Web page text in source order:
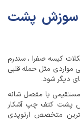
سوزش پشت
کیسه صفرا ، سندرم
مواردی مثل حمله قلبی
دیگر شود.
مستقیمی با مفصل شانه
پشت کتف چپ آشکار
متخصص ارتوپدی